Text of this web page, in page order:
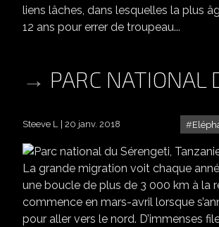
liens lâches, dans lesquelles la plus
12 ans pour errer de troupeau...
PARC NATIONAL
Steeve L 20 janv. 2018
La grande migration voit chaque
une boucle de plus de 3 000 km à la
commence en mars-avril lorsque
pour aller vers le nord. D’immenses